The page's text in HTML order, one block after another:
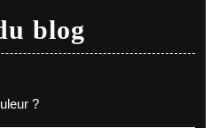
blog
?